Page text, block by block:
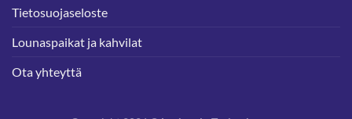
Tietosuojaseloste
Lounaspaikat ja kahvilat
Ota yhteyttä